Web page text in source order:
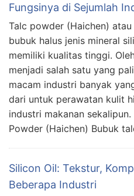
Fungsinya di Sejumlah
Talc powder (Haichen)
bubuk halus jenis mineral
memiliki kualitas tinggi.
menjadi salah satu yang
macam industri banyak
dari untuk perawatan kulit
industri makanan
Powder (Haichen) Bubuk
Silicon Oil: Tekstur,
Beberapa Industri